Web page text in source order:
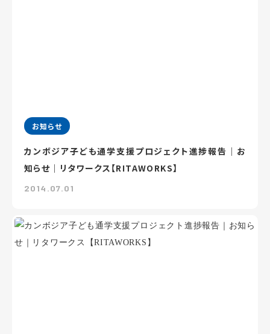
お知らせ
カンボジア子ども通学支援プロジェクト進捗報告｜お
知らせ｜リタワークス【RITAWORKS】
2014.07.01